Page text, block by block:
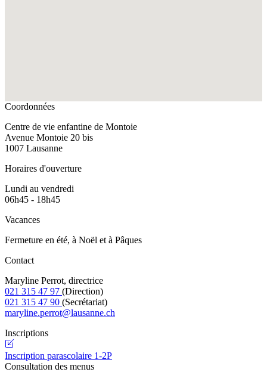
Coordonnées
Centre de vie enfantine de Montoie
Avenue Montoie 20 bis
1007 Lausanne
Horaires d'ouverture
Lundi au vendredi
06h45 - 18h45
Vacances
Fermeture en été, à Noël et à Pâques
Contact
Maryline Perrot, directrice
021 315 47 97 (Direction)
021 315 47 90 (Secrétariat)
maryline.perrot@lausanne.ch
Inscriptions
Inscription parascolaire 1-2P
Consultation des menus